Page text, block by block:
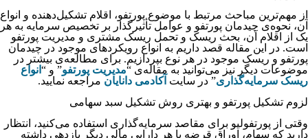
از مهم‌ترین مباحث مرتبط با موضوع پورتفو، اقلام تشکیل‌دهنده و انواع
آن، نحوه‌ی چیدمان پورتفو و عوامل تأثیرگذار بر تخصیص سرمایه به هر
یک از اقلام آن، بحث ریسک و تحمل ریسک مشتری و مدیریت پورتفو
است. در این مقاله قصد داریم به انواع رویکردهای موجود در چیدمان
پورتفو و ریسک موجود در هر نوع بپردازیم. برای مطالعه‌ی بیشتر در
موضوعات دیگر نیز می‌توانید به مقاله‌ی “مدیریت پورتفو” و “ انواع
ریسک سرمایه‌گذاری” در سایت آکادمی دانایان مراجعه نمایید.
لزوم تشکیل پورتفو و بهتری روش تشکیل سبد سهامی
وقتی از پورتفولیو برای مقاصد سرمایه‌گذاری استفاده می‌کنید، انتظار
دارید که سهام، اوراق قرضه یا هر دارایی مالی دیگر بازدهی داشته